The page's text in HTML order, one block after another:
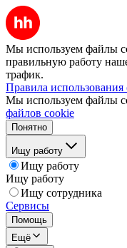
Мы используем файлы
правильную работу
трафик.
Правила
Мы используем файлы
файлов cookie
Понятно
Ищу работу
Ищу работу
Ищу работу
Ищу сотрудника
Сервисы
Помощь
Ещё